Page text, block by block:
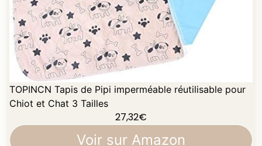
TOPINCN Tapis de Pipi imperméable réutilisable pour
Chiot et Chat 3 Tailles
27,32€
Voir sur Amazon